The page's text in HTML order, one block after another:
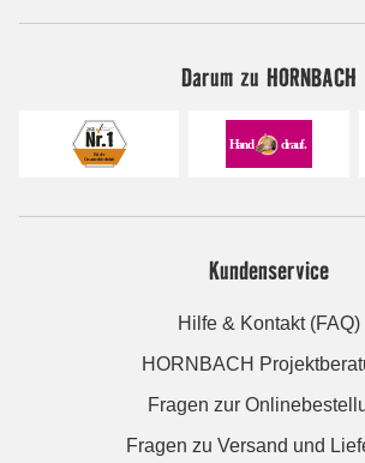
Darum zu HORNBACH
Kundenservice
Hilfe & Kontakt (FAQ)
HORNBACH
Fragen zur
Fragen zu Versand und